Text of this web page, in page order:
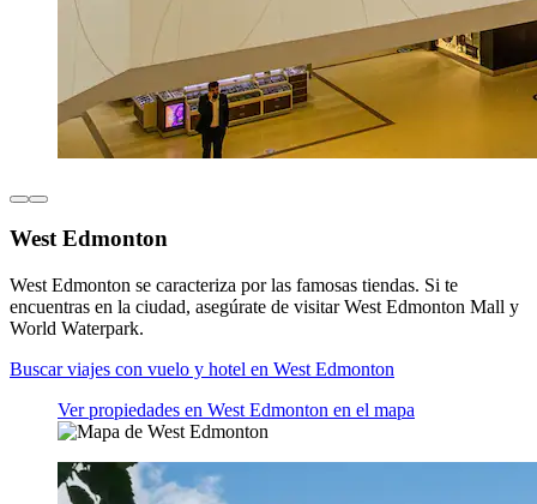
West Edmonton
West Edmonton se caracteriza por las famosas tiendas. Si te
encuentras en la ciudad, asegúrate de visitar West Edmonton Mall y
World Waterpark.
Buscar viajes con vuelo y hotel en West Edmonton
Ver propiedades en West Edmonton en el mapa